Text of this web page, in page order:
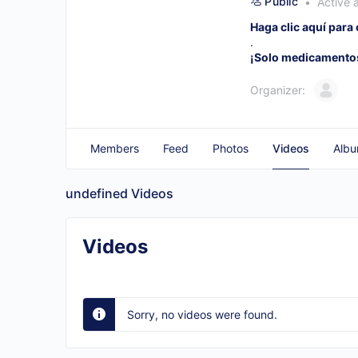
Haga clic aquí
.
¡Solo
Organizer:
Members Feed Photos Videos
undefined Videos
Videos
Sorry, no videos were found.